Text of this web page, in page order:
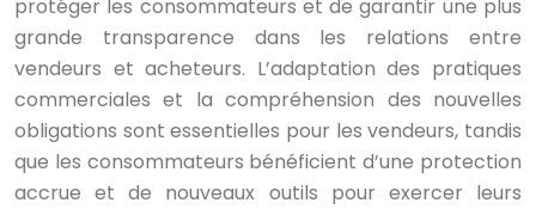
protéger les consommateurs et de garantir une plus
grande transparence dans les relations entre
vendeurs et acheteurs. L’adaptation des pratiques
commerciales et la compréhension des nouvelles
obligations sont essentielles pour les vendeurs, tandis
que les consommateurs bénéficient d’une protection
accrue et de nouveaux outils pour exercer leurs